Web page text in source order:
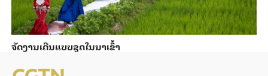
ຈັດງານເດີນແບບຊຸດໃນນາເຂົ້າ